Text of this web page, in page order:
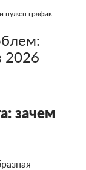
нужен график
2026
зачем